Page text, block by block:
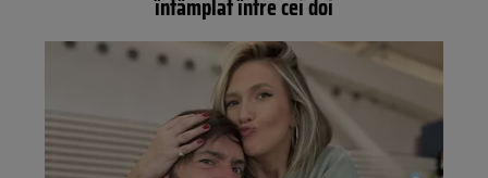
întâmplat între cei doi